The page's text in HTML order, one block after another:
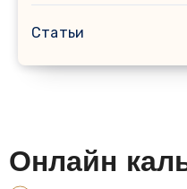
Статьи
Онлайн